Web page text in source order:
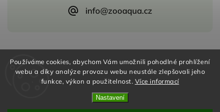
Používáme cookies, abychom Vám umožnili pohodlné prohlížení
webu a díky analýze provozu webu neustále zlepšovali jeho
funkce, výkon a použitelnost. Více informací
Nastavení
info@zooaqua.cz
VytvořilShoptet | DesignShoptak.cz